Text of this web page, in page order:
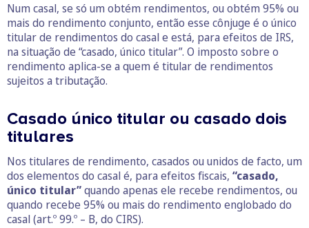
Num casal, se só um obtém rendimentos, ou obtém 95% ou
mais do rendimento conjunto, então esse cônjuge é o único
titular de rendimentos do casal e está, para efeitos de IRS,
na situação de “casado, único titular”. O imposto sobre o
rendimento aplica-se a quem é titular de rendimentos
sujeitos a tributação.
Casado único titular ou casado dois
titulares
Nos titulares de rendimento, casados ou unidos de facto, um
dos elementos do casal é, para efeitos fiscais, “casado,
único titular”quando apenas ele recebe rendimentos, ou
quando recebe 95% ou mais do rendimento englobado do
casal (art.º 99.º – B, do CIRS).